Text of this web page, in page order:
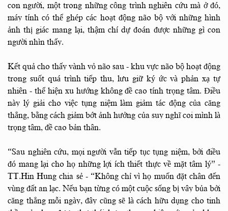
con người, một trong những công trình nghiên cứu mà ở đó,
máy tính có thể ghép các hoạt động não bộ với những hình
ảnh thị giác mang lại, thậm chí dự đoán được những gì con
người nhìn thấy.
Kết quả cho thấy vành vỏ não sau - khu vực não bộ hoạt động
trong suốt quá trình tiếp thu, lưu giữ ký ức và phản xạ tự
nhiên - thể hiện xu hướng không đề cao tính trọng tâm. Điều
này lý giải cho việc tụng niệm làm giảm tác động của căng
thẳng, bằng cách giảm bớt ảnh hưởng của suy nghĩ coi mình là
trọng tâm, đề cao bản thân.
“Sau nghiên cứu, mọi người vẫn tiếp tục tụng niệm, bởi điều
đó mang lại cho họ những lợi ích thiết thực về mặt tâm lý” -
TT.Hin Hung chia sẻ - “Không chỉ vì họ muốn đặt chân đến
vùng đất an lạc. Nếu bạn từng có một cuộc sống bị vây bủa bởi
căng thẳng mỗi ngày, đây cũng sẽ là cách hữu dụng cho tinh